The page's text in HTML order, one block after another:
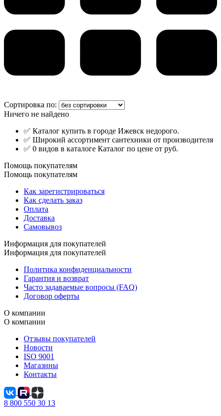
Сортировка по:
Ничего не найдено
✅ Каталог купить в городе Ижевск недорого.
✅ Широкий ассортимент сантехники от производителя
✅ 0 видов в каталоге Каталог по цене от руб.
Помощь покупателям
Помощь покупателям
Как зарегистрироваться
Как сделать заказ
Оплата
Доставка
Самовывоз
Информация для покупателей
Информация для покупателей
Политика конфиденциальности
Гарантия и возврат
Часто задаваемые вопросы (FAQ)
Договор оферты
О компании
О компании
Отзывы покупателей
Новости
ISO 9001
Магазины
Контакты
8 800 550 30 13